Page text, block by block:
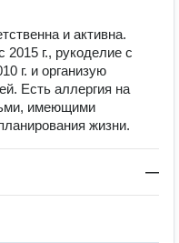
и активна.
2015 г., рукоделие с
г. и организую
Есть аллергия на
имеющими
жизни.
—